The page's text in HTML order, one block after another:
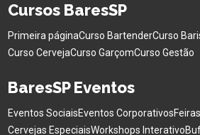
Cursos BaresSP
Primeira páginaCurso BartenderCurso
Curso CervejaCurso GarçomCurso Gestão
BaresSP Eventos
Eventos SociaisEventos Corporativos
Cervejas EspeciaisWorkshops Interativo